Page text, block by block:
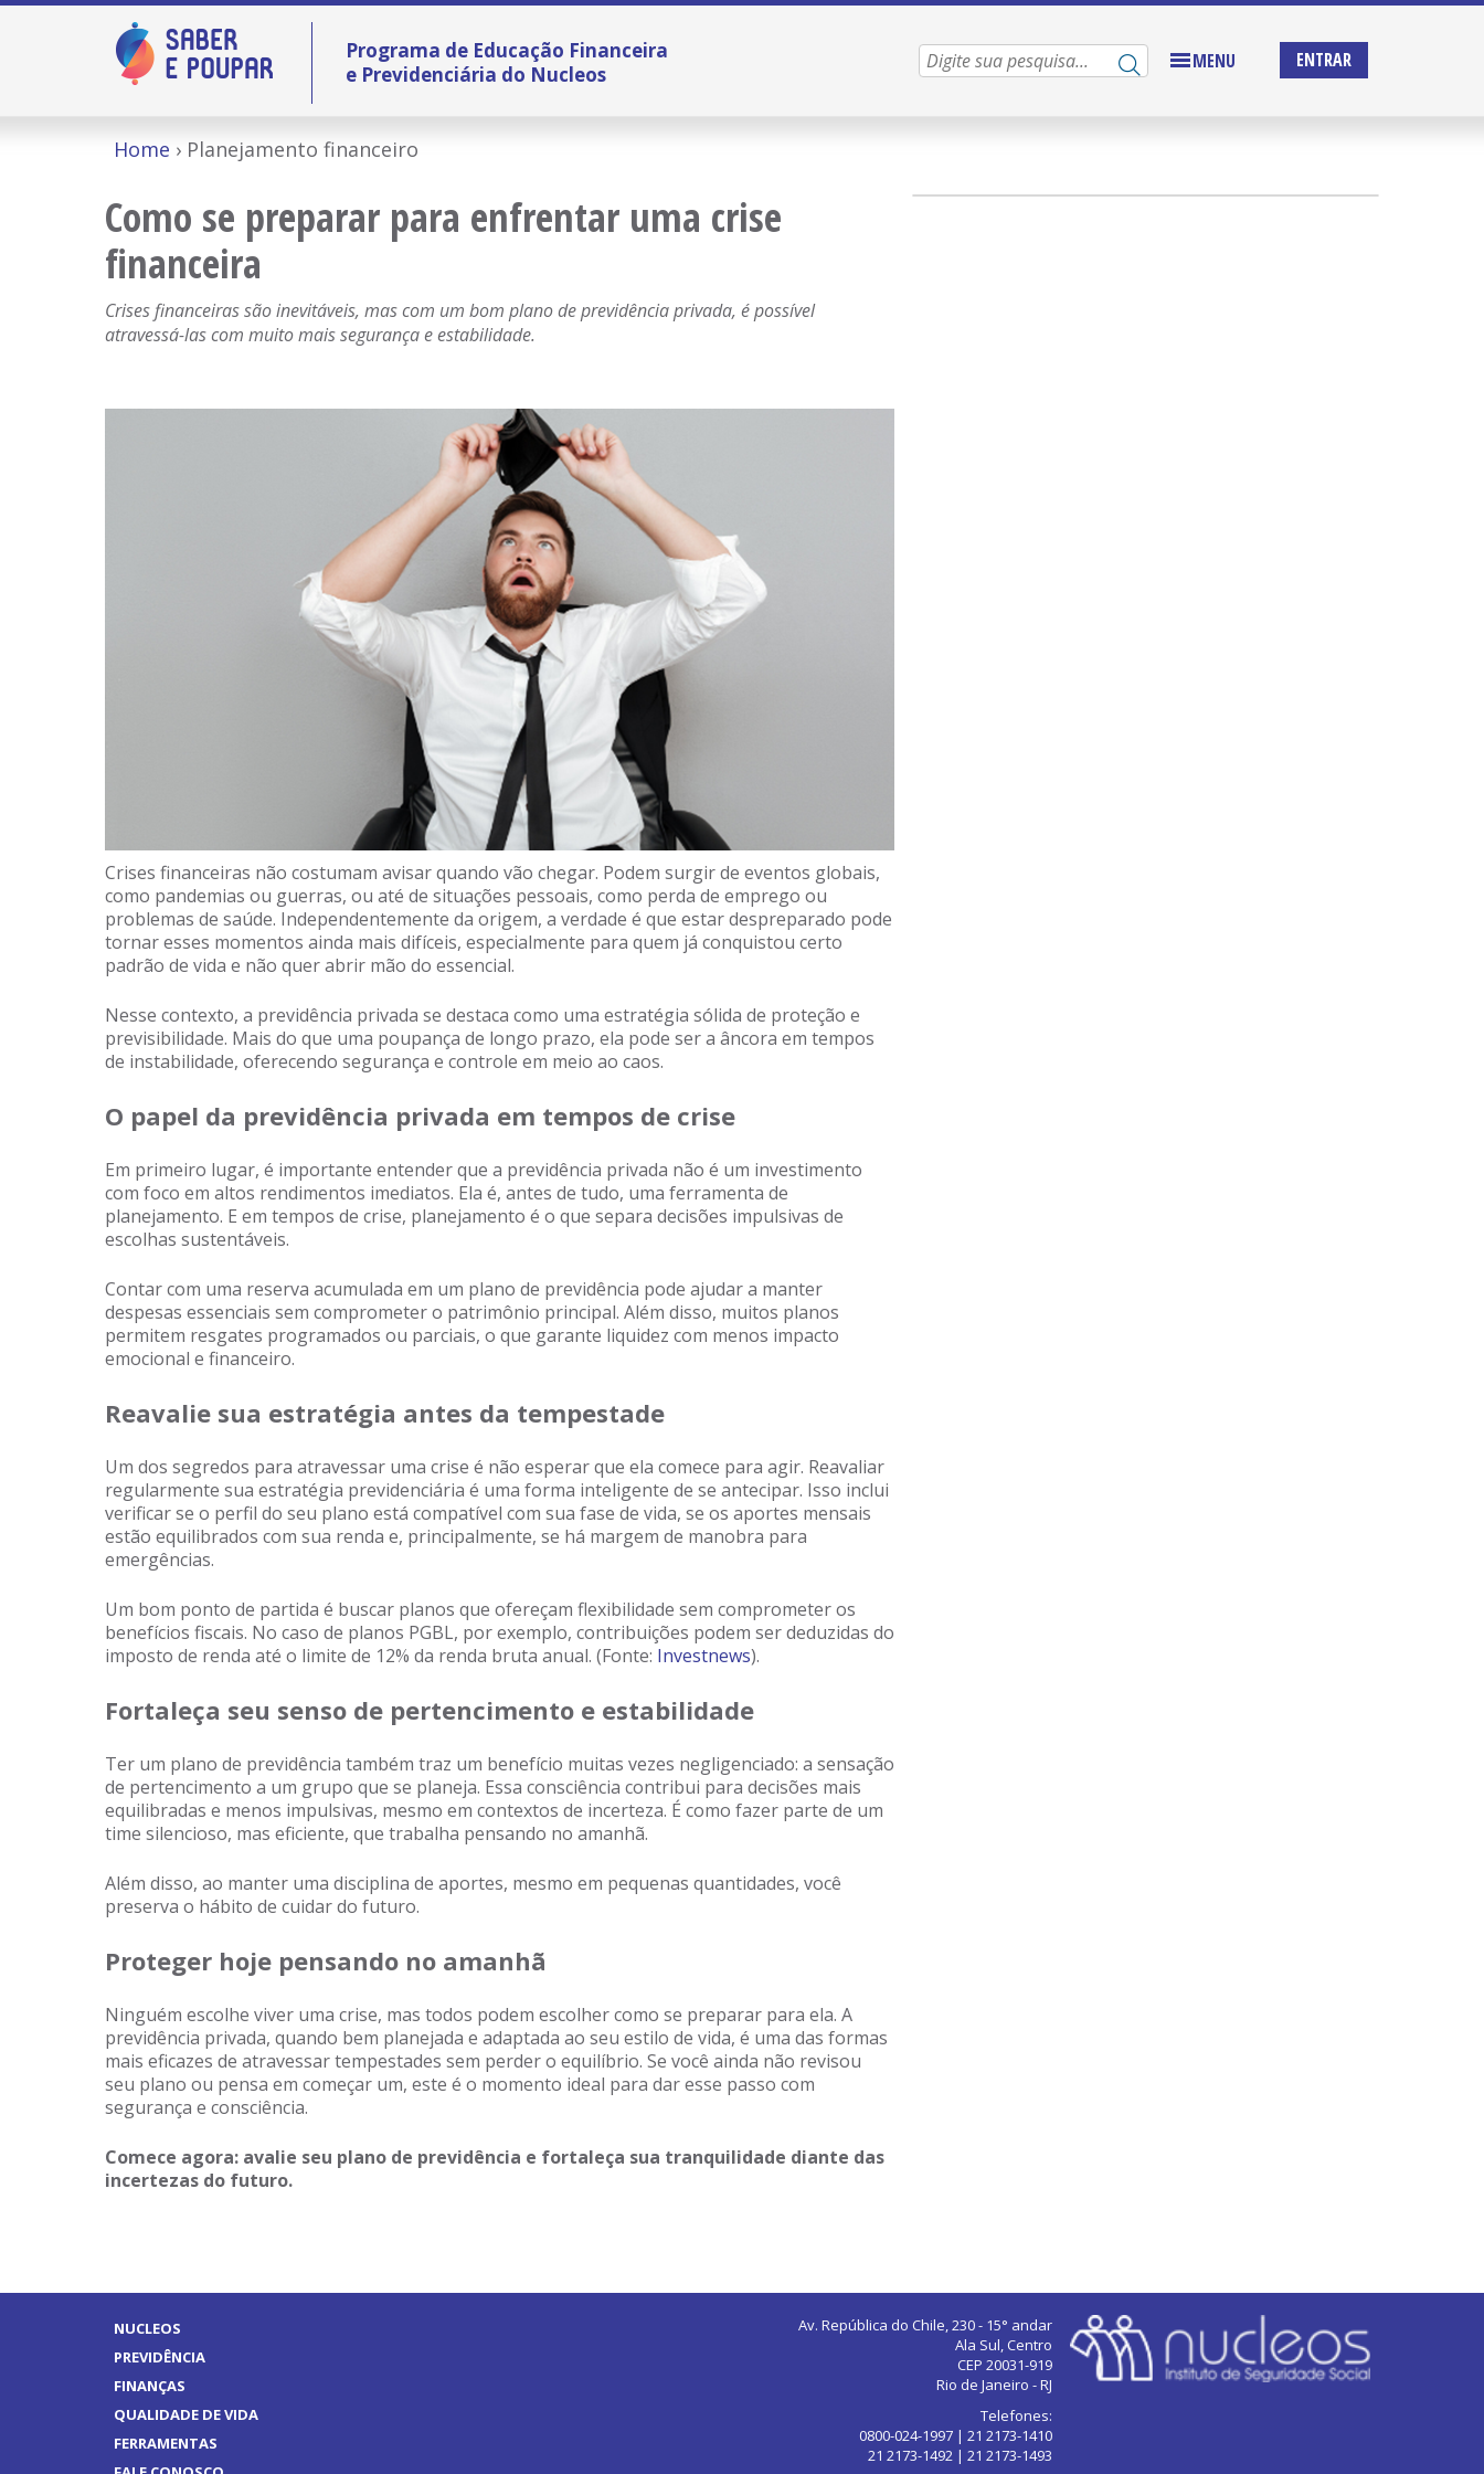
Programa de Educação Financeira
e Previdenciária do Nucleos
ENTRAR
MENU
Home Planejamento financeiro
Como se preparar para enfrentar uma crise
financeira
Crises financeiras são inevitáveis, mas com um bom plano de previdência privada, é possível
atravessá-las com muito mais segurança e estabilidade.
Crises financeiras não costumam avisar quando vão chegar. Podem surgir de eventos globais,
como pandemias ou guerras, ou até de situações pessoais, como perda de emprego ou
problemas de saúde. Independentemente da origem, a verdade é que estar despreparado pode
tornar esses momentos ainda mais difíceis, especialmente para quem já conquistou certo
padrão de vida e não quer abrir mão do essencial.
Nesse contexto, a previdência privada se destaca como uma estratégia sólida de proteção e
previsibilidade. Mais do que uma poupança de longo prazo, ela pode ser a âncora em tempos
de instabilidade, oferecendo segurança e controle em meio ao caos.
O papel da previdência privada em tempos de crise
Em primeiro lugar, é importante entender que a previdência privada não é um investimento
com foco em altos rendimentos imediatos. Ela é, antes de tudo, uma ferramenta de
planejamento. E em tempos de crise, planejamento é o que separa decisões impulsivas de
escolhas sustentáveis.
Contar com uma reserva acumulada em um plano de previdência pode ajudar a manter
despesas essenciais sem comprometer o patrimônio principal. Além disso, muitos planos
permitem resgates programados ou parciais, o que garante liquidez com menos impacto
emocional e financeiro.
Reavalie sua estratégia antes da tempestade
Um dos segredos para atravessar uma crise é não esperar que ela comece para agir. Reavaliar
regularmente sua estratégia previdenciária é uma forma inteligente de se antecipar. Isso inclui
verificar se o perfil do seu plano está compatível com sua fase de vida, se os aportes mensais
estão equilibrados com sua renda e, principalmente, se há margem de manobra para
emergências.
Um bom ponto de partida é buscar planos que ofereçam flexibilidade sem comprometer os
benefícios fiscais. No caso de planos PGBL, por exemplo, contribuições podem ser deduzidas do
imposto de renda até o limite de 12% da renda bruta anual. (Fonte: Investnews).
Fortaleça seu senso de pertencimento e estabilidade
Ter um plano de previdência também traz um benefício muitas vezes negligenciado: a sensação
de pertencimento a um grupo que se planeja. Essa consciência contribui para decisões mais
equilibradas e menos impulsivas, mesmo em contextos de incerteza. É como fazer parte de um
time silencioso, mas eficiente, que trabalha pensando no amanhã.
Além disso, ao manter uma disciplina de aportes, mesmo em pequenas quantidades, você
preserva o hábito de cuidar do futuro.
Proteger hoje pensando no amanhã
Ninguém escolhe viver uma crise, mas todos podem escolher como se preparar para ela. A
previdência privada, quando bem planejada e adaptada ao seu estilo de vida, é uma das formas
mais eficazes de atravessar tempestades sem perder o equilíbrio. Se você ainda não revisou
seu plano ou pensa em começar um, este é o momento ideal para dar esse passo com
segurança e consciência.
Comece agora: avalie seu plano de previdência e fortaleça sua tranquilidade diante das
incertezas do futuro.
NUCLEOS
PREVIDÊNCIA
FINANÇAS
QUALIDADE DE VIDA
FERRAMENTAS
Av. República do Chile, 230 - 15° andar
Ala Sul, Centro
CEP 20031-919
Rio de Janeiro - RJ
Telefones:
0800-024-1997 | 21 2173-1410
21 2173-1492 | 21 2173-1493